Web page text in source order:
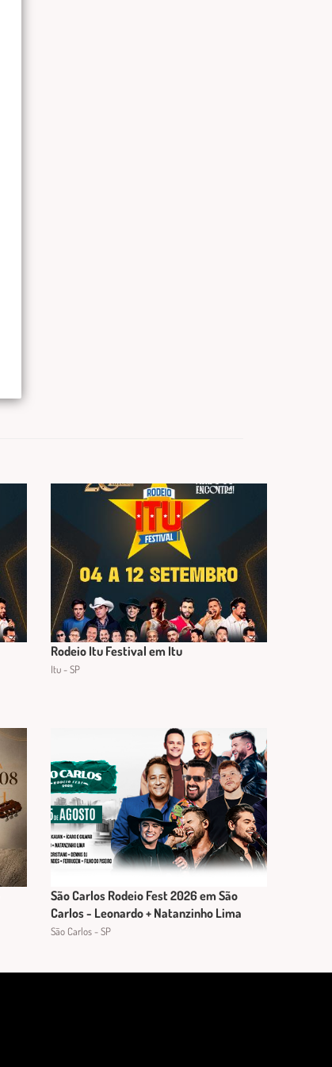
Rodeio Itu Festival em Itu
Itu - SP
São Carlos Rodeio Fest 2026 em São
Carlos - Leonardo + Natanzinho Lima
São Carlos - SP